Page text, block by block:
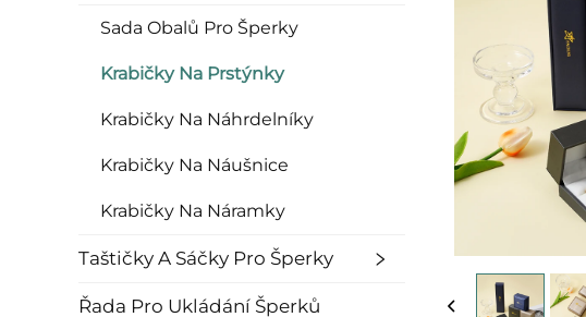
Sada Obalů Pro Šperky
Krabičky Na Prstýnky
Krabičky Na Náhrdelníky
Krabičky Na Náušnice
Krabičky Na Náramky
Taštičky A Sáčky Pro Šperky
Řada Pro Ukládání Šperků